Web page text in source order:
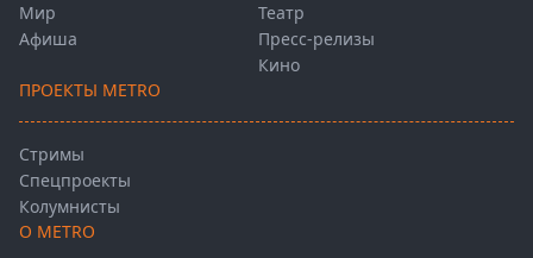
Мир
Афиша
Театр
Пресс-релизы
Кино
ПРОЕКТЫ METRO
Стримы
Спецпроекты
Колумнисты
О METRO